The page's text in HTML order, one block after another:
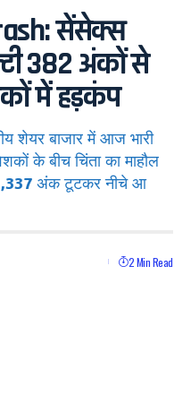
सेंसेक्स
382 अंकों से
में हड़कंप
शेयर बाजार में आज भारी
के बीच चिंता का माहौल
अंक टूटकर नीचे आ
2 Min Read